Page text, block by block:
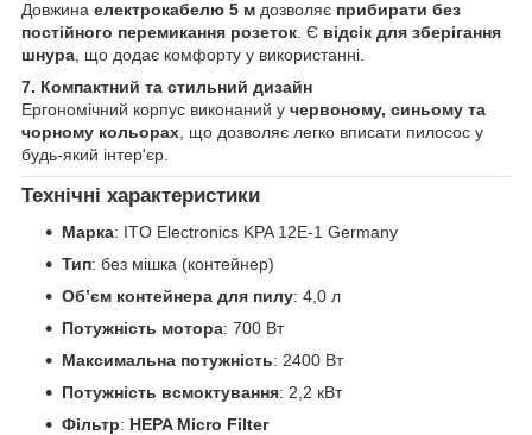
Довжина електрокабелю 5 м дозволяє прибирати без
постійного перемикання розеток . Є відсік для зберігання
шнура , що додає комфорту у використанні.
7. Компактний та стильний дизайн
Ергономічний корпус виконаний у червоному, синьому та
чорному кольорах , що дозволяє легко вписати пилосос у
будь-який інтер'єр.
Технічні характеристики
Марка: ITO Electronics KPA 12E-1 Germany
Тип: без мішка (контейнер)
Об’єм контейнера для пилу: 4,0 л
Потужність мотора: 700 Вт
Максимальна потужність: 2400 Вт
Потужність всмоктування: 2,2 кВт
Фільтр: HEPA Micro Filter